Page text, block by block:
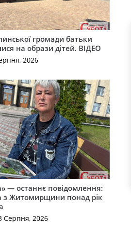
громади батьки
на образи дітей. ВІДЕО
2026
— останнє повідомлення:
з Житомирщини понад рік
Серпня, 2026